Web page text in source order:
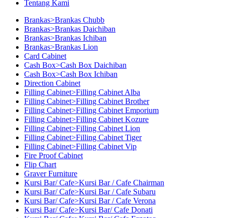
Tentang Kami
Brankas>Brankas Chubb
Brankas>Brankas Daichiban
Brankas>Brankas Ichiban
Brankas>Brankas Lion
Card Cabinet
Cash Box>Cash Box Daichiban
Cash Box>Cash Box Ichiban
Direction Cabinet
Filling Cabinet>Filling Cabinet Alba
Filling Cabinet>Filling Cabinet Brother
Filling Cabinet>Filling Cabinet Emporium
Filling Cabinet>Filling Cabinet Kozure
Filling Cabinet>Filling Cabinet Lion
Filling Cabinet>Filling Cabinet Tiger
Filling Cabinet>Filling Cabinet Vip
Fire Proof Cabinet
Flip Chart
Graver Furniture
Kursi Bar/ Cafe>Kursi Bar / Cafe Chairman
Kursi Bar/ Cafe>Kursi Bar / Cafe Subaru
Kursi Bar/ Cafe>Kursi Bar / Cafe Verona
Kursi Bar/ Cafe>Kursi Bar/ Cafe Donati